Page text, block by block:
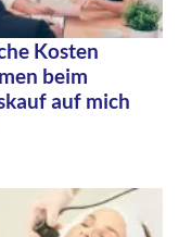
Kosten
beim
auf mich